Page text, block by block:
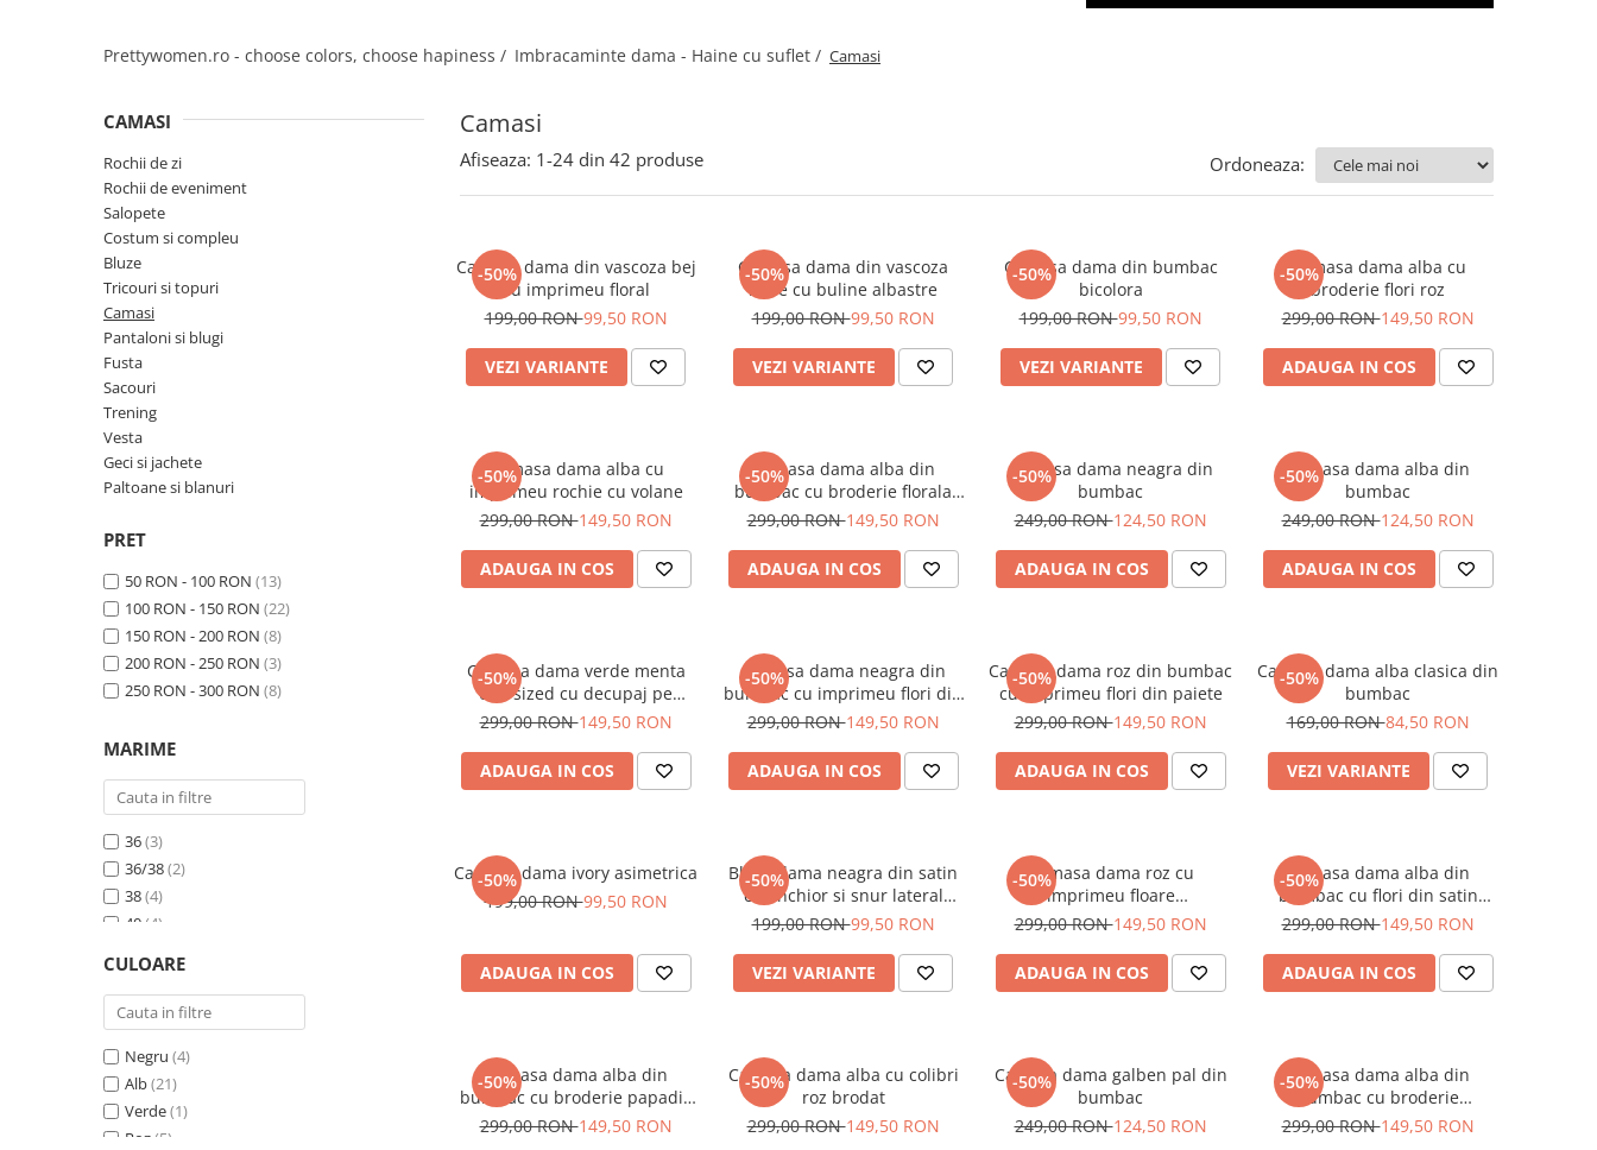
Prettywomen.ro - choose colors, choose hapiness / Imbracaminte dama - Haine cu suflet / Camasi
Camasi
CAMASI
Rochii de zi
Rochii de eveniment
Salopete
Costum si compleu
Bluze
Tricouri si topuri
Camasi
Pantaloni si blugi
Fusta
Sacouri
Trening
Vesta
Geci si jachete
Paltoane si blanuri
PRET
50 RON - 100 RON (13)
100 RON - 150 RON (22)
150 RON - 200 RON (8)
200 RON - 250 RON (3)
250 RON - 300 RON (8)
MARIME
36(3)
36/38(2)
38(4)
40 (4)
42 (2)
44(1)
UNICA(1)
Universala
Universala Mare
CULOARE
Negru (4)
Alb(21)
Verde(1)
Roz (5)
Afiseaza: 1-24 din 42 produse Ordoneaza:
-50%
Camasa dama din vascoza bej
cu imprimeu floral
199,00 RON99,50 RON
VEZI VARIANTE
-50%
Camasa dama din vascoza
rosie cu buline albastre
199,00 RON99,50 RON
VEZI VARIANTE
-50%
Camasa dama din bumbac
bicolora
199,00 RON99,50 RON
VEZI VARIANTE
-50%
Camasa dama alba cu
broderie flori roz
299,00 RON149,50 RON
ADAUGA IN COS
-50%
Camasa dama alba cu
imprimeu rochie cu volane
299,00 RON149,50 RON
ADAUGA IN COS
-50%
Camasa dama alba din
bumbac cu broderie florala
albastra
299,00 RON149,50 RON
ADAUGA IN COS
-50%
Camasa dama neagra din
bumbac
249,00 RON124,50 RON
ADAUGA IN COS
-50%
Camasa dama alba din
bumbac
249,00 RON124,50 RON
ADAUGA IN COS
-50%
Camasa dama verde menta
oversized cu decupaj pe
maneci
299,00 RON149,50 RON
ADAUGA IN COS
-50%
Camasa dama neagra din
bumbac cu imprimeu flori din
paiete
299,00 RON149,50 RON
ADAUGA IN COS
-50%
Camasa dama roz din bumbac
cu imprimeu flori din paiete
299,00 RON149,50 RON
ADAUGA IN COS
-50%
Camasa dama alba clasica din
bumbac
169,00 RON84,50 RON
VEZI VARIANTE
-50%
Camasa dama ivory asimetrica
199,00 RON99,50 RON
ADAUGA IN COS
-50%
Bluza dama neagra din satin
cu anchior si snur lateral
reglabil
199,00 RON99,50 RON
VEZI VARIANTE
-50%
Camasa dama roz cu
imprimeu floare
supradimensionata
299,00 RON149,50 RON
ADAUGA IN COS
-50%
Camasa dama alba din
bumbac cu flori din satin
aplicate
299,00 RON149,50 RON
ADAUGA IN COS
-50%
Camasa dama alba din
bumbac cu broderie papadie
roz
299,00 RON149,50 RON
-50%
Camasa dama alba cu colibri
roz brodat
299,00 RON149,50 RON
-50%
Camasa dama galben pal din
bumbac
249,00 RON124,50 RON
-50%
Camasa dama alba din
bumbac cu broderie
minimalista
299,00 RON149,50 RON